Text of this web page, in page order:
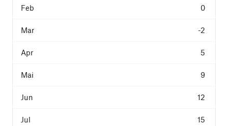
0
-2
5
9
12
15